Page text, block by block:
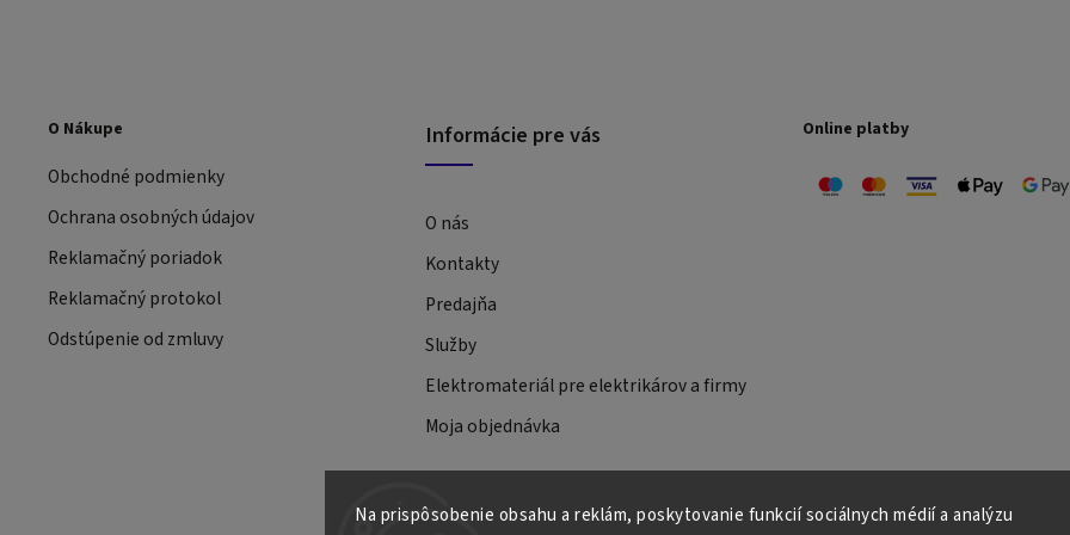
Na prispôsobenie obsahu a reklám, poskytovanie funkcií sociálnych médií a analýzu
O Nákupe
Obchodné podmienky
Ochrana osobných údajov
Reklamačný poriadok
Reklamačný protokol
Odstúpenie od zmluvy
Informácie pre vás
O nás
Kontakty
Predajňa
Služby
Elektromateriál pre elektrikárov a firmy
Moja objednávka
Online platby